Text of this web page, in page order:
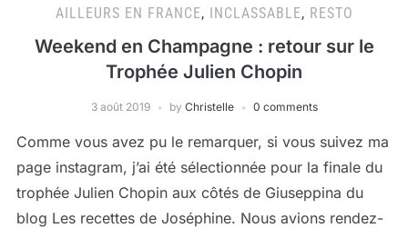
AILLEURS EN FRANCE, INCLASSABLE, RESTO
Weekend en Champagne : retour sur le
Trophée Julien Chopin
3 août 2019 by Christelle 0 comments
Comme vous avez pu le remarquer, si vous suivez ma
page instagram, j’ai été sélectionnée pour la finale du
trophée Julien Chopin aux côtés de Giuseppina du
blog Les recettes de Joséphine. Nous avions rendez-